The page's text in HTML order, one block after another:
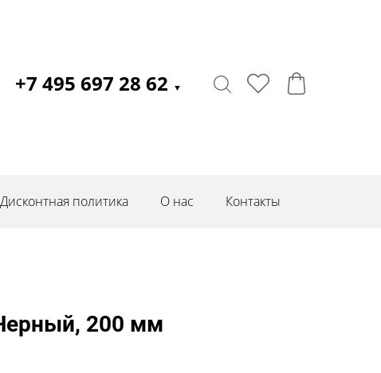
+7 495 697 28 62 ▼
Дисконтная политика О нас Контакты
200 мм